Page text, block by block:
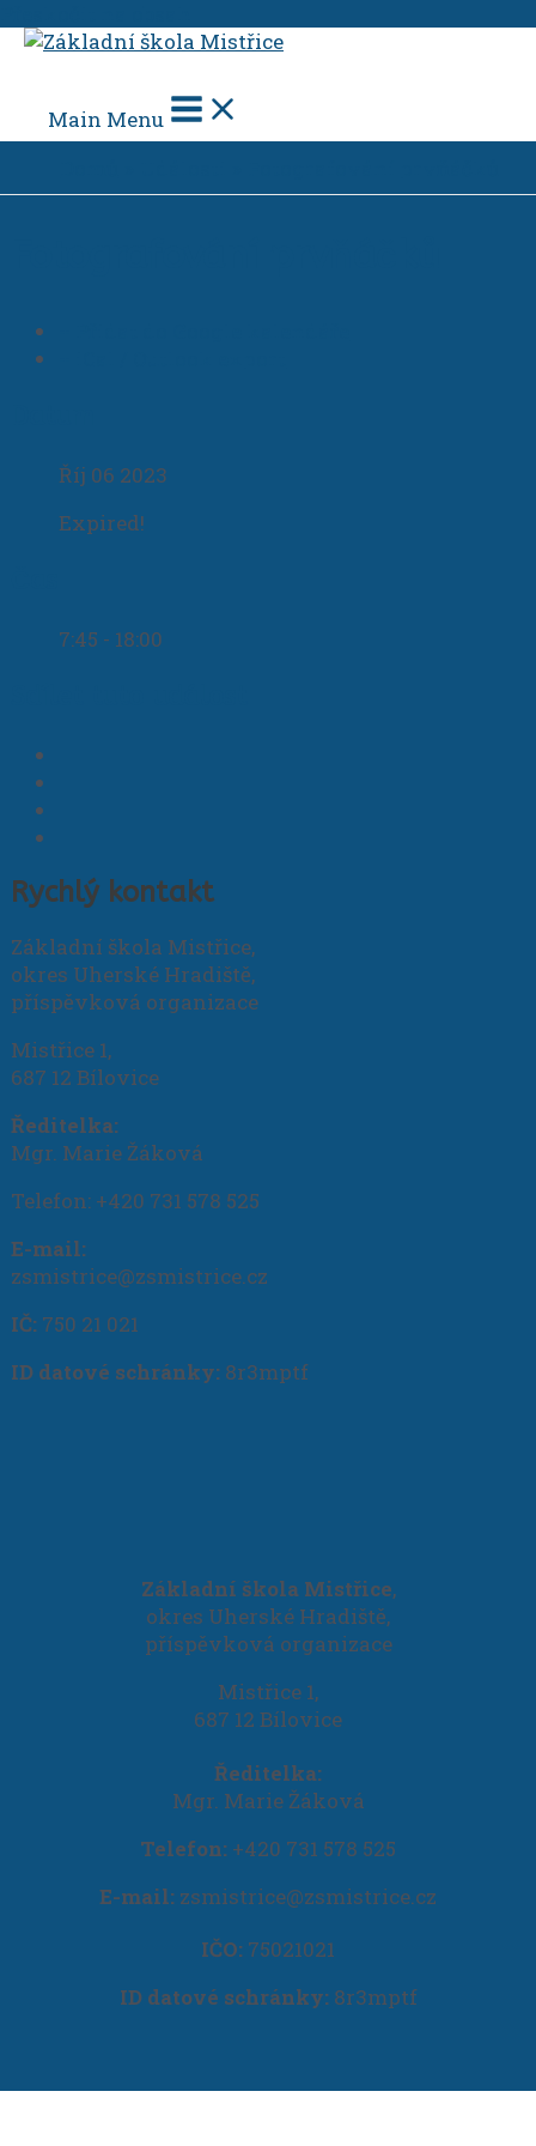
Main Menu
Říj 06 2023
Expired!
7:45 - 18:00
Rychlý kontakt
Základní škola Mistřice,
okres Uherské Hradiště,
příspěvková organizace
Mistřice 1,
687 12 Bílovice
Ředitelka:
Mgr. Marie Žáková
Telefon: +420 731 578 525
E-mail:
zsmistrice@zsmistrice.cz
IČ: 750 21 021
ID datové schránky: 8r3mptf
Základní škola Mistřice,
okres Uherské Hradiště,
příspěvková organizace
Mistřice 1,
687 12 Bílovice
Ředitelka:
Mgr. Marie Žáková
Telefon: +420 731 578 525
E-mail: zsmistrice@zsmistrice.cz
IČO: 75021021
ID datové schránky:8r3mptf